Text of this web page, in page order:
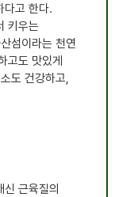
다고 한다.
키우는
섬이라는 천연
고도 맛있게
도 건강하고,
근육질의